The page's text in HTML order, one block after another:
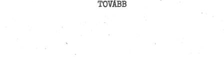
TOVÁBB
TOVÁBB